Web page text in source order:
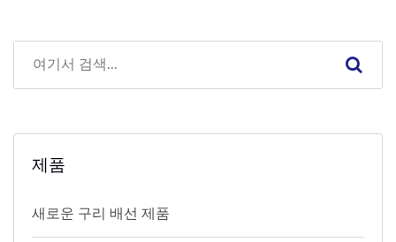
제품
새로운 구리 배선 제품